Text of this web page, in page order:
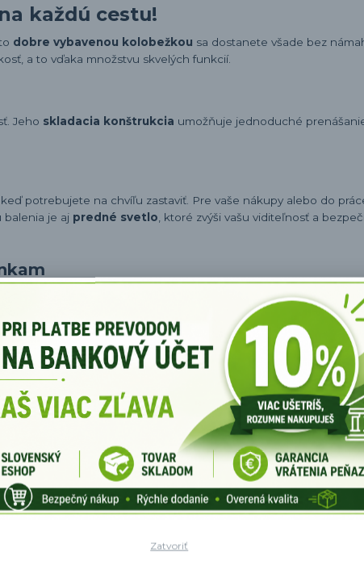
každú cestu!
dobre vybavenou kolobežkou sa dostanete všade bez
a to vďaka množstvu skvelých funkcií.
Jeho skladacia konštrukcia umožňuje jednoduché
keď potrebujete na chvíľu zastaviť. Pre vaše nákupy alebo do
balenia je aj predné svetlo , ktoré zvýši vašu viditeľnosť a
v daždivých podmienkach. Batéria s kapacitou 10,2 Ah
Môžete dosiahnuť rýchlosť až
, čo z nej robí skvelého
Zatvoriť